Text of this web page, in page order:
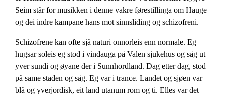
Seim står for musikken i denne vakre førestillinga om Hauge
og dei indre kampane hans mot sinnsliding og schizofreni.
Schizofrene kan ofte sjå naturi onnorleis enn normale. Eg
hugsar soleis eg stod i vindauga på Valen sjukehus og såg ut
yver sundi og øyane der i Sunnhordland. Dag etter dag, stod
på same staden og såg. Eg var i trance. Landet og sjøen var
blå og yverjordisk, eit land utanum rom og ti. Elles var det